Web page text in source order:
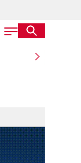
chevron_right